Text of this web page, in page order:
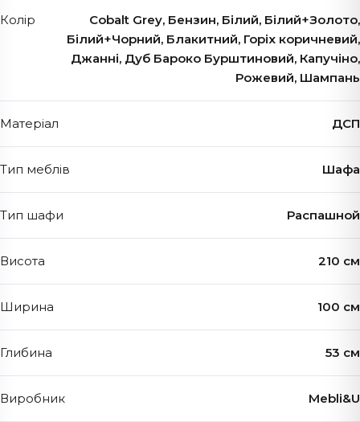
Колір
Cobalt Grey, Бензин, Білий, Білий+Золото,
Білий+Чорний, Блакитний, Горіх коричневий,
Джанні, Дуб Бароко Бурштиновий, Капучіно,
Рожевий, Шампань
Матеріал ДСП
Тип меблів Шафа
Тип шафи Распашной
Висота 210 см
Ширина 100 см
Глибина 53 см
Виробник Mebli&U